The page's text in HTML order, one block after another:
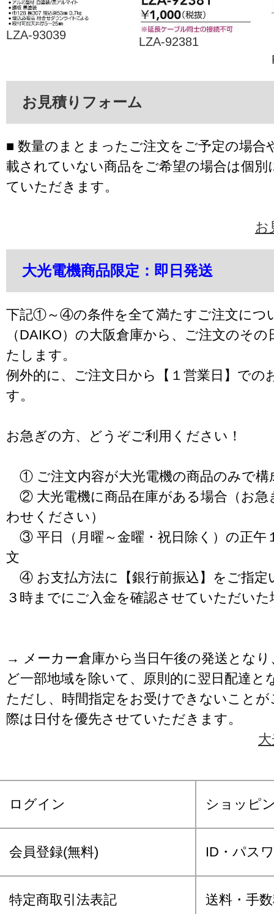
LZA-93039
LZA-92381
お見積りフォーム
■ 数量のまとまったご注文をご予定の場合
載されていない商品をご希望の場合は個別
ていただきます。
お
大光電機商品限定：即日発送
下記①～④の条件を全て満たすご注文につ
（DAIKO）の大阪倉庫から、ご注文のそ
たします。
例外的に、ご注文日から【１営業日】での
す。
お急ぎの方、どうぞご利用ください！
① ご注文内容が大光電機の商品のみで構
② 大光電機に商品在庫がある場合（お急
わせください）
③ 平日（月曜～金曜・祝日除く）の正午
文
④ お支払方法に【銀行前振込】をご指定
３時までにご入金を確認させていただいた
→ メーカー倉庫から当日午後の発送となり
ど一部地域を除いて、原則的に翌日配達と
ただし、時間指定をお受けできないこと
際は日付を優先させていただきます。
ログイン ショッピ
会員登録(無料) ID・パス
特定商取引法表記 送料・手